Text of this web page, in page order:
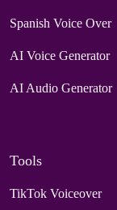
Spanish Voice Over
AI Voice Generator
AI Audio Generator
Tools
TikTok Voiceover